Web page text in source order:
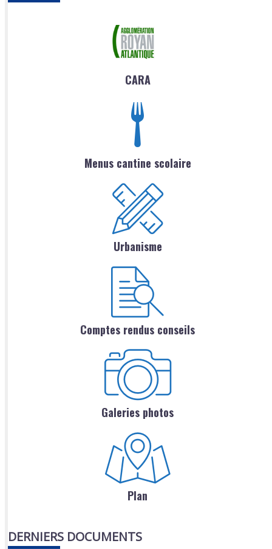
CARA
Menus cantine scolaire
Urbanisme
Comptes rendus conseils
Galeries photos
Plan
DERNIERS DOCUMENTS